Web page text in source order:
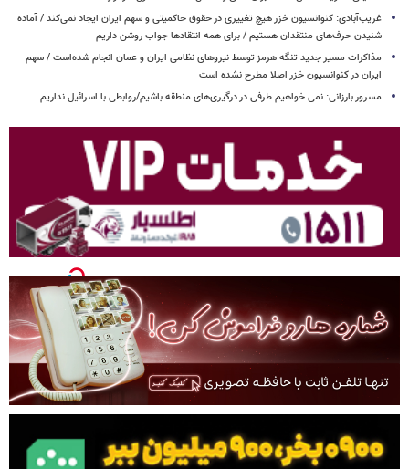
غریب‌آبادی: کنوانسیون خزر هیچ تغییری در حقوق حاکمیتی و سهم ایران ایجاد نمی‌کند / آماده
شنیدن حرف‌های منتقدان هستیم / برای همه انتقادها جواب روشن داریم
مذاکرات مسیر جدید تنگه هرمز توسط نیروهای نظامی ایران و عمان انجام شده‌است / سهم
ایران در کنوانسیون خزر اصلا مطرح نشده است
مسرور بارزانی: نمی خواهیم طرفی در درگیری‌های منطقه باشیم/روابطی با اسرائیل نداریم